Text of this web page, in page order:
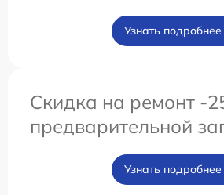
Узнать подробнее
Скидка на ремонт -
предварительной
Узнать подробнее